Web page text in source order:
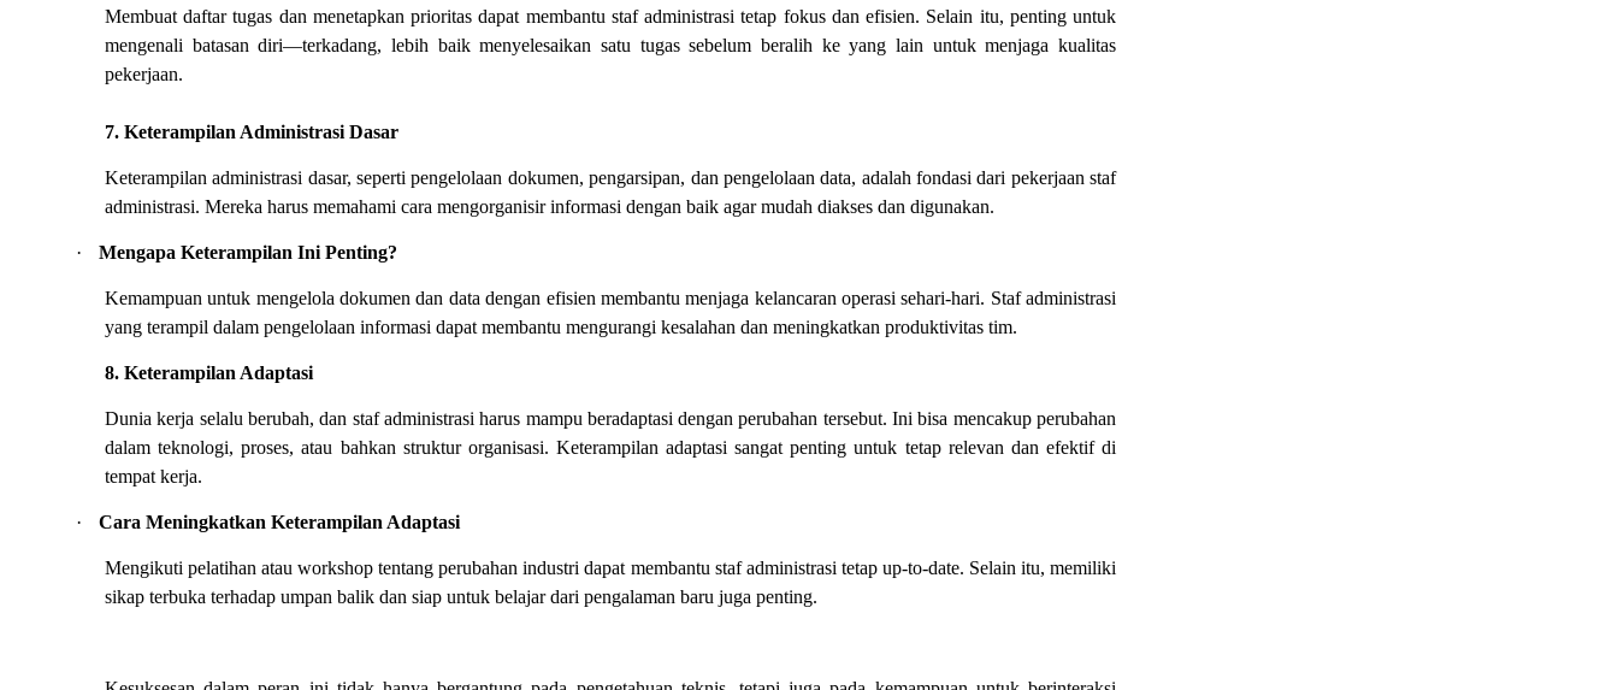
Membuat daftar tugas dan menetapkan prioritas dapat membantu staf administrasi tetap fokus dan efisien. Selain itu, penting untuk
mengenali batasan diri—terkadang, lebih baik menyelesaikan satu tugas sebelum beralih ke yang lain untuk menjaga kualitas
pekerjaan.
7. Keterampilan Administrasi Dasar
Keterampilan administrasi dasar, seperti pengelolaan dokumen, pengarsipan, dan pengelolaan data, adalah fondasi dari pekerjaan staf
administrasi. Mereka harus memahami cara mengorganisir informasi dengan baik agar mudah diakses dan digunakan.
· Mengapa Keterampilan Ini Penting?
Kemampuan untuk mengelola dokumen dan data dengan efisien membantu menjaga kelancaran operasi sehari-hari. Staf administrasi
yang terampil dalam pengelolaan informasi dapat membantu mengurangi kesalahan dan meningkatkan produktivitas tim.
8. Keterampilan Adaptasi
Dunia kerja selalu berubah, dan staf administrasi harus mampu beradaptasi dengan perubahan tersebut. Ini bisa mencakup perubahan
dalam teknologi, proses, atau bahkan struktur organisasi. Keterampilan adaptasi sangat penting untuk tetap relevan dan efektif di
tempat kerja.
· Cara Meningkatkan Keterampilan Adaptasi
Mengikuti pelatihan atau workshop tentang perubahan industri dapat membantu staf administrasi tetap up-to-date. Selain itu, memiliki
sikap terbuka terhadap umpan balik dan siap untuk belajar dari pengalaman baru juga penting.